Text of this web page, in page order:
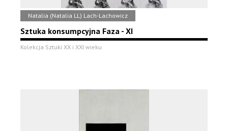
Natalia (Natalia LL) Lach-Lachowicz
Sztuka konsumpcyjna Faza - XI
Kolekcja Sztuki XX i XXI wieku